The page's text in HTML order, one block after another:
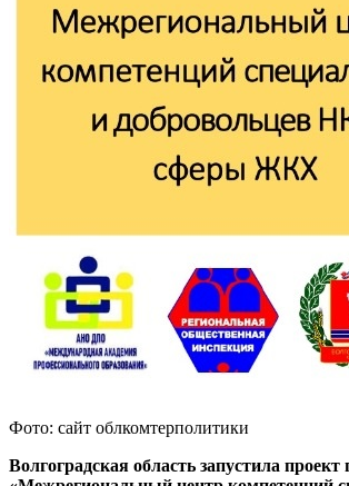
Фото: сайт облкомтерполитики
Волгоградская область запустила проект